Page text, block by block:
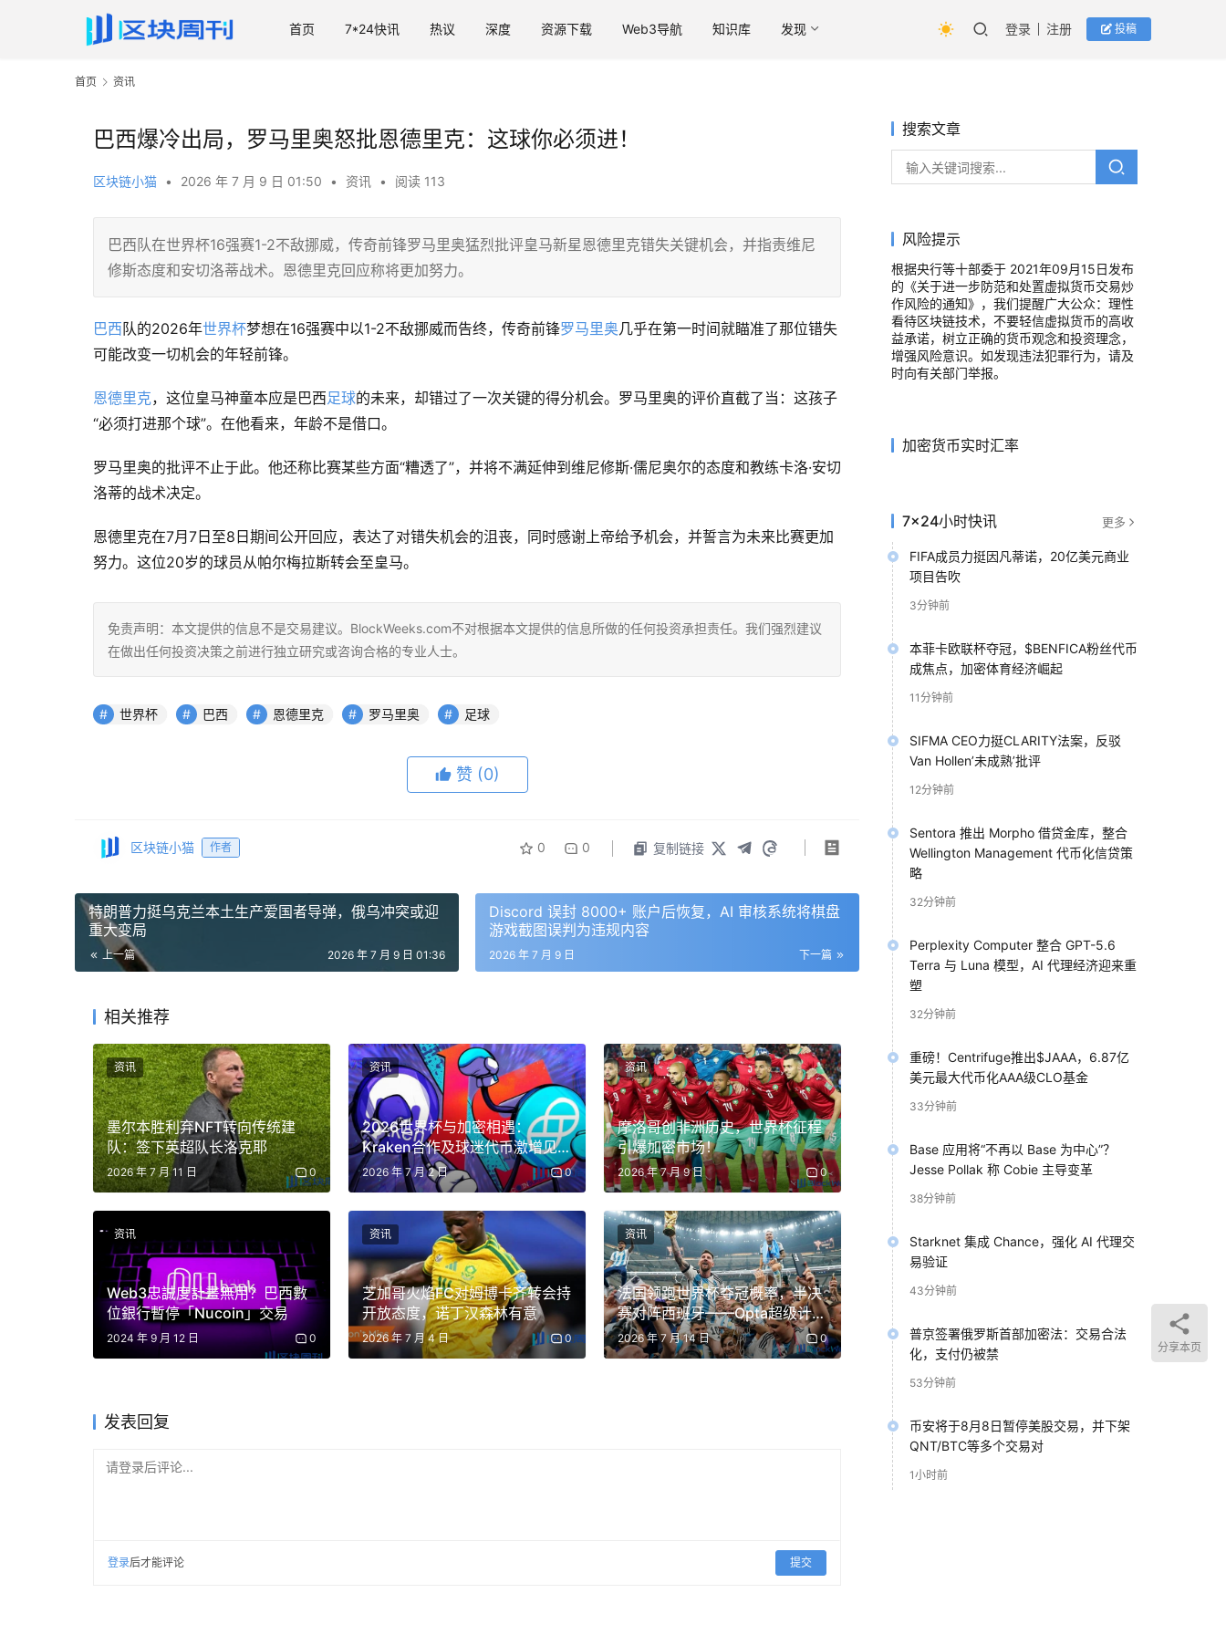
首页 7*24快讯 热议 深度 资源下载 Web3导航 知识库 发现 登录 注册 投稿
首页 资讯
巴西爆冷出局，罗马里奥怒批恩德里克：这球你必须进！
区块链小猫 • 2026 年 7 月 9 日 01:50 • 资讯 • 阅读 113
巴西队在世界杯16强赛1-2不敌挪威，传奇前锋罗马里奥猛烈批评皇马新星恩德里克错失关键机会，并指责维尼
修斯态度和安切洛蒂战术。恩德里克回应称将更加努力。
巴西队的2026年世界杯梦想在16强赛中以1-2不敌挪威而告终，传奇前锋罗马里奥几乎在第一时间就瞄准了那位错失
可能改变一切机会的年轻前锋。
恩德里克，这位皇马神童本应是巴西足球的未来，却错过了一次关键的得分机会。罗马里奥的评价直截了当：这孩子
“必须打进那个球”。在他看来，年龄不是借口。
罗马里奥的批评不止于此。他还称比赛某些方面“糟透了”，并将不满延伸到维尼修斯·儒尼奥尔的态度和教练卡洛·安切
洛蒂的战术决定。
恩德里克在7月7日至8日期间公开回应，表达了对错失机会的沮丧，同时感谢上帝给予机会，并誓言为未来比赛更加
努力。这位20岁的球员从帕尔梅拉斯转会至皇马。
免责声明：本文提供的信息不是交易建议。BlockWeeks.com不对根据本文提供的信息所做的任何投资承担责任。我们强烈建议
在做出任何投资决策之前进行独立研究或咨询合格的专业人士。
世界杯 巴西 恩德里克 罗马里奥 足球
赞 (0)
区块链小猫 作者 0 0 复制链接
特朗普力挺乌克兰本土生产爱国者导弹，俄乌冲突或迎
重大变局
上一篇 2026 年 7 月 9 日 01:36
Discord 误封 8000+ 账户后恢复，AI 审核系统将棋盘
游戏截图误判为违规内容
下一篇
2026 年 7 月 9 日
相关推荐
墨尔本胜利弃NFT转向传统建
队：签下英超队长洛克耶
2026 年 7 月 11 日 0
资讯
2026世界杯与加密相遇：
Kraken合作及球迷代币激增见
证7月2日淘汰赛
2026 年 7 月 2 日 0
资讯
摩洛哥创非洲历史，世界杯征程
引爆加密市场！
2026 年 7 月 9 日 0
资讯
Web3忠誠度計畫無用？巴西數
位銀行暫停「Nucoin」交易
2024 年 9 月 12 日 0
资讯
芝加哥火焰FC对姆博卡齐转会持
开放态度，诺丁汉森林有意
2026 年 7 月 4 日 0
资讯
法国领跑世界杯夺冠概率，半决
赛对阵西班牙——Opta超级计算
机预测
2026 年 7 月 14 日 0
资讯
发表回复
请登录后评论...
登录后才能评论 提交
搜索文章
风险提示
根据央行等十部委于 2021年09月15日发布
的《关于进一步防范和处置虚拟货币交易炒
作风险的通知》，我们提醒广大公众：理性
看待区块链技术，不要轻信虚拟货币的高收
益承诺，树立正确的货币观念和投资理念，
增强风险意识。如发现违法犯罪行为，请及
时向有关部门举报。
加密货币实时汇率
7×24小时快讯 更多
FIFA成员力挺因凡蒂诺，20亿美元商业
项目告吹
3分钟前
本菲卡欧联杯夺冠，$BENFICA粉丝代币
成焦点，加密体育经济崛起
11分钟前
SIFMA CEO力挺CLARITY法案，反驳
Van Hollen’未成熟’批评
12分钟前
Sentora 推出 Morpho 借贷金库，整合
Wellington Management 代币化信贷策
略
32分钟前
Perplexity Computer 整合 GPT-5.6
Terra 与 Luna 模型，AI 代理经济迎来重
塑
32分钟前
重磅！Centrifuge推出$JAAA，6.87亿
美元最大代币化AAA级CLO基金
33分钟前
Base 应用将“不再以 Base 为中心”？
Jesse Pollak 称 Cobie 主导变革
38分钟前
Starknet 集成 Chance，强化 AI 代理交
易验证
43分钟前
普京签署俄罗斯首部加密法：交易合法
化，支付仍被禁
53分钟前
币安将于8月8日暂停美股交易，并下架
QNT/BTC等多个交易对
1小时前
分享本页